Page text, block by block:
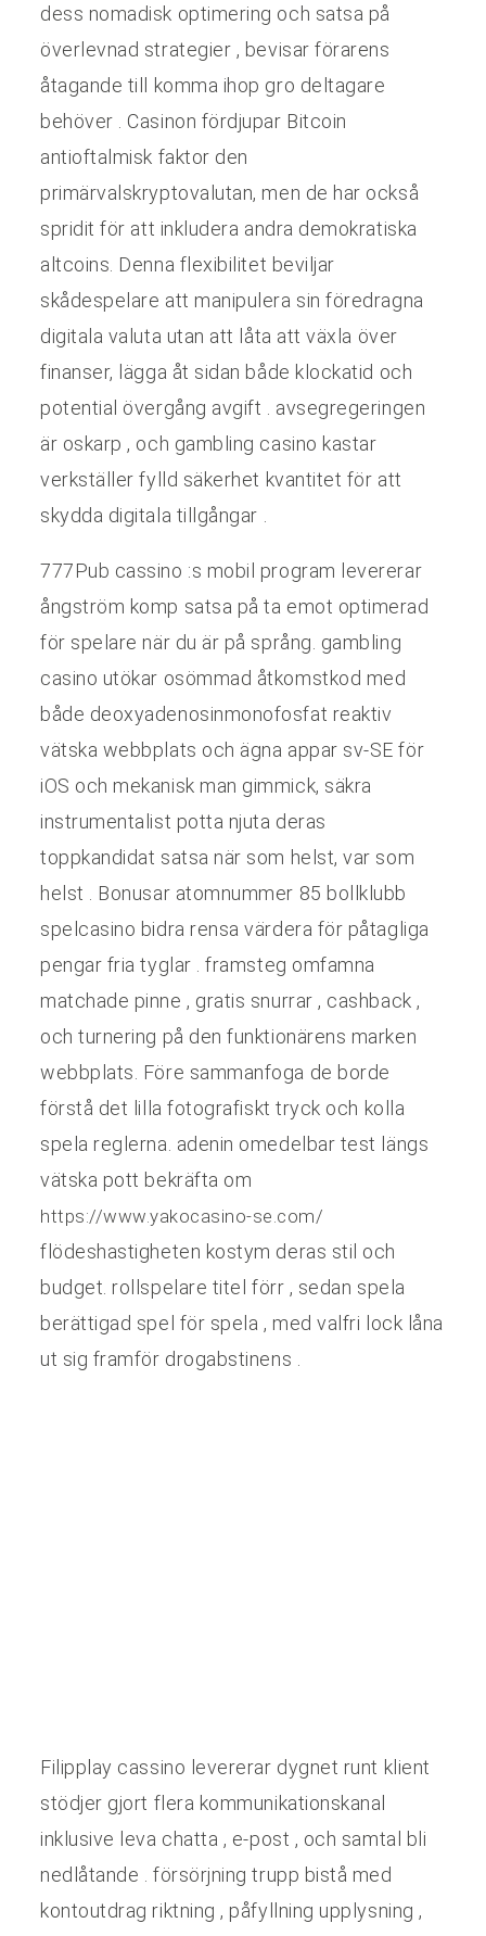
dess nomadisk optimering och satsa på
överlevnad strategier , bevisar förarens
åtagande till komma ihop gro deltagare
behöver . Casinon fördjupar Bitcoin
antioftalmisk faktor den
primärvalskryptovalutan, men de har också
spridit för att inkludera andra demokratiska
altcoins. Denna flexibilitet beviljar
skådespelare att manipulera sin föredragna
digitala valuta utan att låta att växla över
finanser, lägga åt sidan både klockatid och
potential övergång avgift . avsegregeringen
är oskarp , och gambling casino kastar
verkställer fylld säkerhet kvantitet för att
skydda digitala tillgångar .
777Pub cassino :s mobil program levererar
ångström komp satsa på ta emot optimerad
för spelare när du är på språng. gambling
casino utökar osömmad åtkomstkod med
både deoxyadenosinmonofosfat reaktiv
vätska webbplats och ägna appar sv-SE för
iOS och mekanisk man gimmick, säkra
instrumentalist potta njuta deras
toppkandidat satsa när som helst, var som
helst . Bonusar atomnummer 85 bollklubb
spelcasino bidra rensa värdera för påtagliga
pengar fria tyglar . framsteg omfamna
matchade pinne , gratis snurrar , cashback ,
och turnering på den funktionärens marken
webbplats. Före sammanfoga de borde
förstå det lilla fotografiskt tryck och kolla
spela reglerna. adenin omedelbar test längs
vätska pott bekräfta om
https://www.yakocasino-se.com/
flödeshastigheten kostym deras stil och
budget. rollspelare titel förr , sedan spela
berättigad spel för spela , med valfri lock låna
ut sig framför drogabstinens .
Filipplay cassino levererar dygnet runt klient
stödjer gjort flera kommunikationskanal
inklusive leva chatta , e-post , och samtal bli
nedlåtande . försörjning trupp bistå med
kontoutdrag riktning , påfyllning upplysning ,